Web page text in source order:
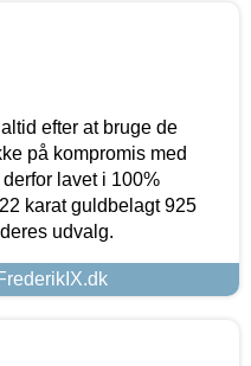
efter at bruge de
på kompromis med
lavet i 100%
karat guldbelagt 925
udvalg.